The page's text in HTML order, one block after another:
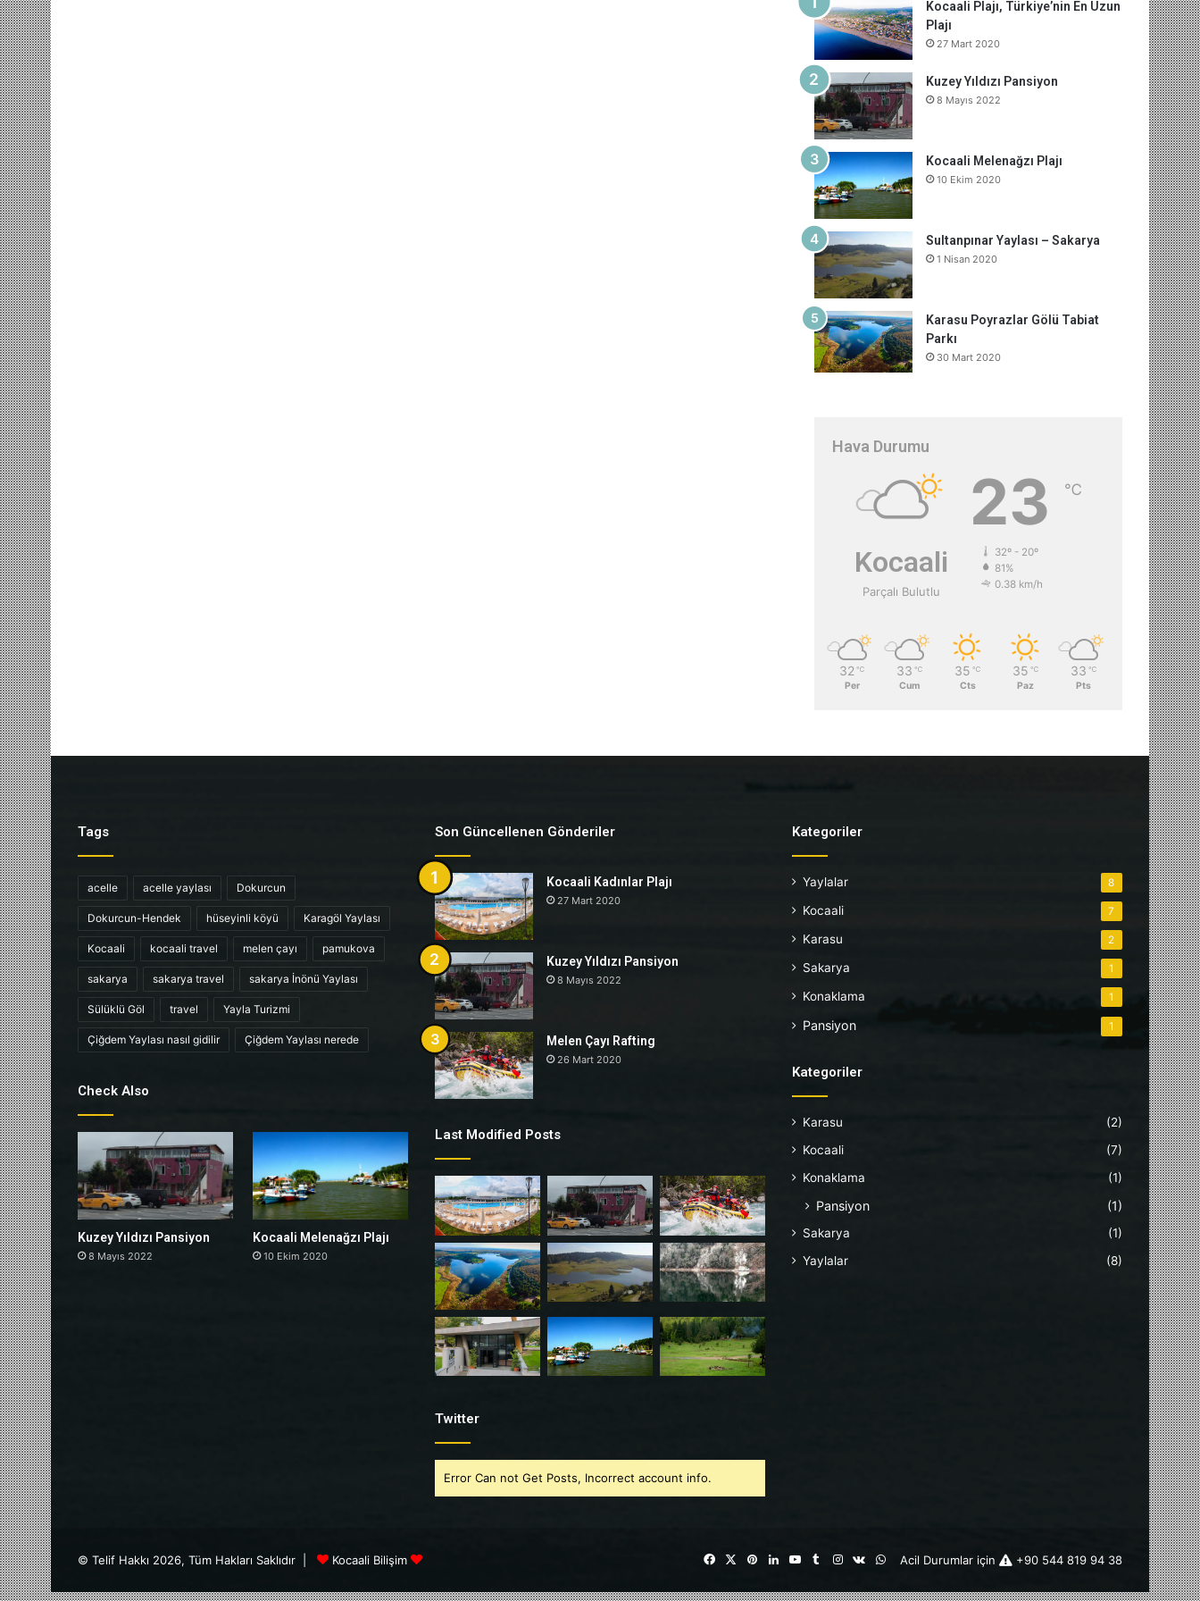
o
o
k
r
e
s
I
n
o
m
s
A
p
p
Kocaali Plajı, Türkiye’nin En Uzun
Plajı
27 Mart 2020
Kuzey Yıldızı Pansiyon
8 Mayıs 2022
Kocaali Melenağzı Plajı
10 Ekim 2020
Sultanpınar Yaylası – Sakarya
1 Nisan 2020
Karasu Poyrazlar Gölü Tabiat
Parkı
30 Mart 2020
Hava Durumu
Kocaali
Parçalı Bulutlu
23 ℃
32º - 20º
81%
0.38 km/h
32 ℃
Per
33 ℃
Cum
35 ℃
Cts
35 ℃
Paz
33 ℃
Pts
Tags
acelle acelle yaylası Dokurcun
Dokurcun-Hendek hüseyinli köyü Karagöl Yaylası
Kocaali kocaali travel melen çayı pamukova
sakarya sakarya travel sakarya İnönü Yaylası
Sülüklü Göl travel Yayla Turizmi
Çiğdem Yaylası nasıl gidilir Çiğdem Yaylası nerede
Check Also
Kuzey Yıldızı Pansiyon
8 Mayıs 2022
Kocaali Melenağzı Plajı
10 Ekim 2020
Son Güncellenen Gönderiler
Kocaali Kadınlar Plajı
27 Mart 2020
Kuzey Yıldızı Pansiyon
8 Mayıs 2022
Melen Çayı Rafting
26 Mart 2020
Last Modified Posts
Twitter
Error Can not Get Posts, Incorrect account info.
Kategoriler
Yaylalar 8
Kocaali 7
Karasu 2
Sakarya 1
Konaklama 1
Pansiyon 1
Kategoriler
Karasu
(2)
Kocaali
(7)
Konaklama
(1)
Pansiyon (1)
Sakarya
(1)
Yaylalar
(8)
© Telif Hakkı 2026, Tüm Hakları Saklıdır | Kocaali Bilişim Acil Durumlar için +90 544 819 94 38
FacebookPinterest
LinkedInYouTubeTumblrInstagramvk.com
WhatsApp